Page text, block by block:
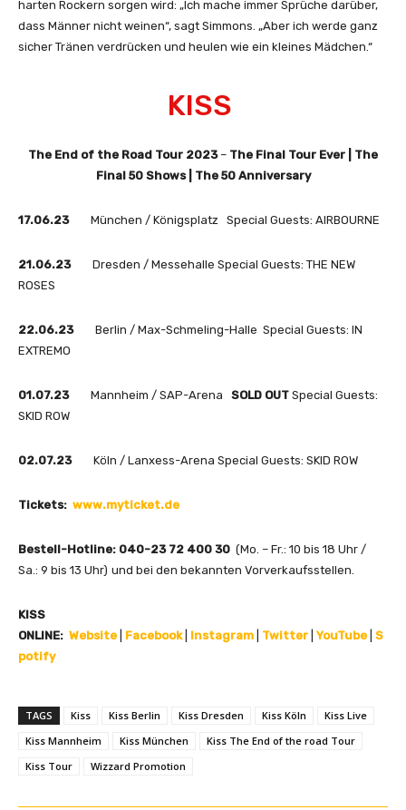
harten Rockern sorgen wird: „Ich mache immer Sprüche darüber,
dass Männer nicht weinen“, sagt Simmons. „Aber ich werde ganz
sicher Tränen verdrücken und heulen wie ein kleines Mädchen.“
KISS
The End of the Road Tour 2023 – The Final Tour Ever | The
Final 50 Shows | The 50 Anniversary
17.06.23 München / Königsplatz Special Guests: AIRBOURNE
21.06.23Dresden / Messehalle Special Guests: THE NEW
ROSES
22.06.23
Berlin / Max-Schmeling-Halle Special Guests: IN
EXTREMO
01.07.23Mannheim / SAP-Arena SOLD OUT Special Guests:
SKID ROW
02.07.23Köln / Lanxess-Arena Special Guests: SKID ROW
Tickets: www.myticket.de
Bestell-Hotline: 040-23 72 400 30 (Mo. – Fr.: 10 bis 18 Uhr /
Sa.: 9 bis 13 Uhr) und bei den bekannten Vorverkaufsstellen.
KISS
ONLINE: Website Facebook Instagram Twitter YouTube S
potify
TAGS Kiss Kiss Berlin Kiss Dresden Kiss Köln
Kiss Live
Kiss Mannheim
Kiss München
Kiss The End of the road Tour
Kiss Tour
Wizzard Promotion